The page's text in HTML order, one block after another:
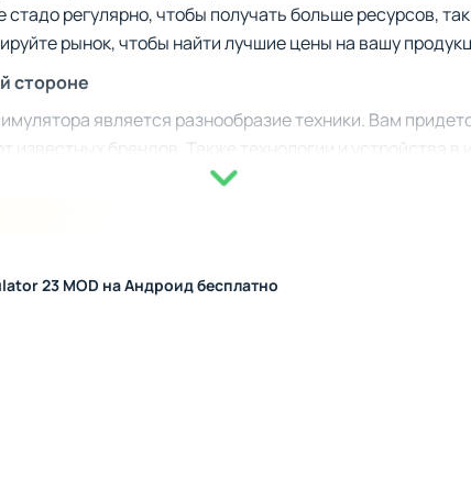
регулярно, чтобы получать больше ресурсов,
рынок, чтобы найти лучшие цены на вашу
стороне
является разнообразие техники. Вам
известных брендов. Также технологии и устройства в
почувствовать каждую деталь процесса.
23 MOD на Андроид бесплатно